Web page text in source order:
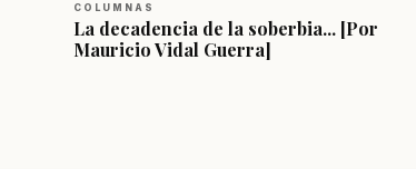
COLUMNAS
La decadencia de la soberbia... [Por
Mauricio Vidal Guerra]